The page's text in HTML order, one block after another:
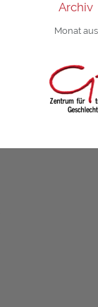
Archiv
Archiv